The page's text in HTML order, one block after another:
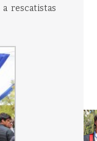
rescatistas